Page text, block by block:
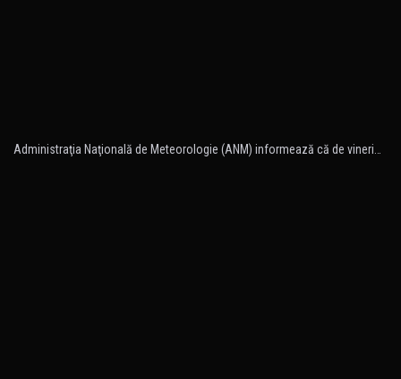
Administraţia Naţională de Meteorologie (ANM) informează că de vineri…